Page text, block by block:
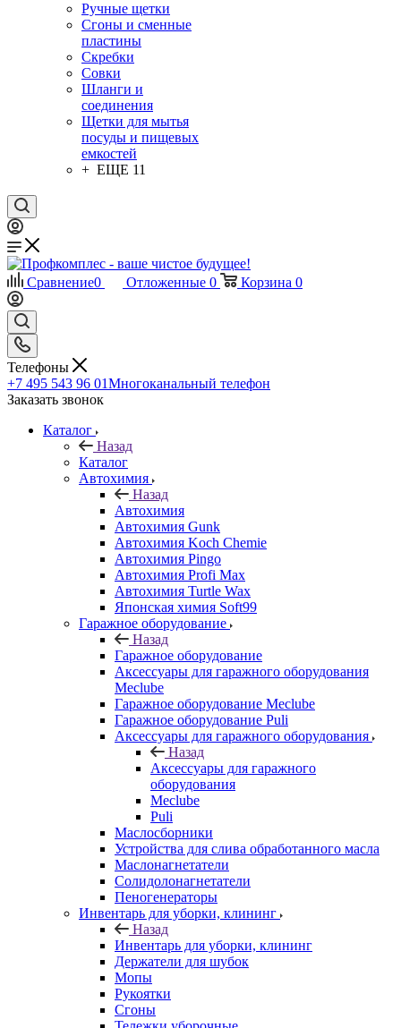
Ручные щетки
Сгоны и сменные
пластины
Скребки
Совки
Шланги и
соединения
Щетки для мытья
посуды и пищевых
емкостей
+ ЕЩЕ 11
Сравнение0 Отложенные 0 Корзина 0
Телефоны
+7 495 543 96 01Многоканальный телефон
Заказать звонок
Каталог
Назад
Каталог
Автохимия
Назад
Автохимия
Автохимия Gunk
Автохимия Koch Chemie
Автохимия Pingo
Автохимия Profi Max
Автохимия Turtle Wax
Японская химия Soft99
Гаражное оборудование
Назад
Гаражное оборудование
Аксессуары для гаражного оборудования
Meclube
Гаражное оборудование Meclube
Гаражное оборудование Puli
Аксессуары для гаражного оборудования
Назад
Аксессуары для гаражного
оборудования
Meclube
Puli
Маслосборники
Устройства для слива обработанного масла
Маслонагнетатели
Солидолонагнетатели
Пеногенераторы
Инвентарь для уборки, клининг
Назад
Инвентарь для уборки, клининг
Держатели для шубок
Мопы
Рукоятки
Сгоны